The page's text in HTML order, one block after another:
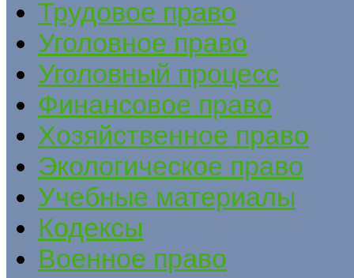
Трудовое право
Уголовное право
Уголовный процесс
Финансовое право
Хозяйственное право
Экологическое право
Учебные материалы
Кодексы
Военное право